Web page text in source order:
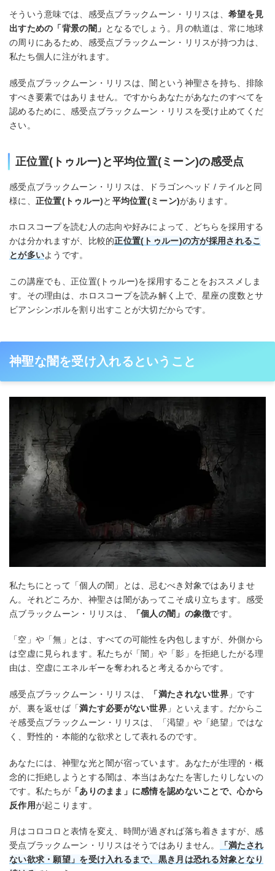
そういう意味では、感受点ブラックムーン・リリスは、 希望を見
出すための「背景の闇」 となるでしょう。月の軌道は、常に地球
の周りにあるため、感受点ブラックムーン・リリスが持つ力は、
私たち個人に注がれます。
感受点ブラックムーン・リリスは、闇という神聖さを持ち、排除
すべき要素ではありません。ですからあなたがあなたのすべてを
認めるために、感受点ブラックムーン・リリスを受け止めてくだ
さい。
正位置(トゥルー)と平均位置(ミーン)の感受点
感受点ブラックムーン・リリスは、ドラゴンヘッド / テイルと同
様に、 正位置(トゥルー)と 平均位置(ミーン)があります。
ホロスコープを読む人の志向や好みによって、どちらを採用する
かは分かれますが、比較的正位置(トゥルー)の方が採用されるこ
とが多いようです。
この講座でも、正位置(トゥルー)を採用することをおススメしま
す。その理由は、ホロスコープを読み解く上で、星座の度数とサ
ビアンシンボルを割り出すことが大切だからです。
神聖な闇を受け入れるということ
私たちにとって「個人の闇」とは、忌むべき対象ではありませ
ん。それどころか、神聖さは闇があってこそ成り立ちます。感受
点ブラックムーン・リリスは、
「個人の闇」の象徴です。
「空」や「無」とは、すべての可能性を内包しますが、外側から
は空虚に見られます。私たちが「闇」や「影」を拒絶したがる理
由は、空虚にエネルギーを奪われると考えるからです。
感受点ブラックムーン・リリスは、 「満たされない世界 」です
が、裏を返せば「満たす必要がない世界 」といえます。だからこ
そ感受点ブラックムーン・リリスは、「渇望」や「絶望」ではな
く、野性的・本能的な欲求として表れるのです。
あなたには、神聖な光と闇が宿っています。あなたが生理的・概
念的に拒絶しようとする闇は、本当はあなたを害したりしないの
です。私たちが「ありのまま」に感情を認めないことで、心から
反作用が起こります。
月はコロコロと表情を変え、時間が過ぎれば落ち着きますが、感
受点ブラックムーン・リリスはそうではありません。
「満たされ
ない欲求・願望」を受け入れるまで、黒き月は恐れる対象となり